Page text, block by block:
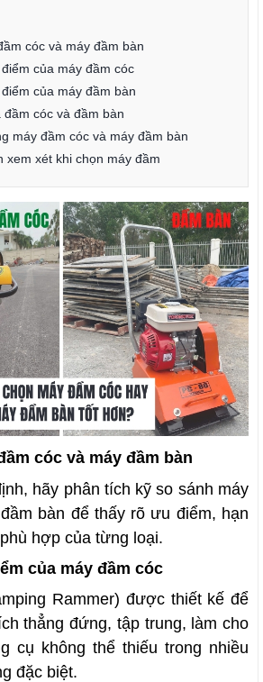
cóc và máy đầm bàn
của máy đầm cóc
của máy đầm bàn
cóc và đầm bàn
máy đầm cóc và máy đầm bàn
xem xét khi chọn máy đầm
cóc và máy đầm bàn
hãy phân tích kỹ so sánh máy
bàn để thấy rõ ưu điểm, hạn
hợp của từng loại.
của máy đầm cóc
Rammer) được thiết kế để
thẳng đứng, tập trung, làm cho
cụ không thể thiếu trong nhiều
đặc biệt.